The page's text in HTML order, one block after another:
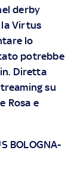
derby
la Virtus
lo
potrebbe
Diretta
su
Rosa e
BOLOGNA-